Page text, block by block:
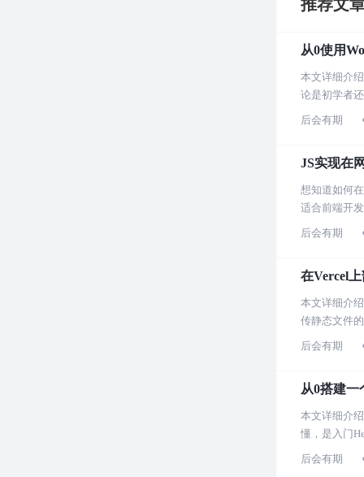
推荐文
从0使用
本文详细介
论是初学者
后会有期
JS实现在
想知道如何
适合前端开
后会有期
在Vercel
本文详细介
传静态文件
后会有期
从0搭建一
本文详细介
懂，是入门
后会有期